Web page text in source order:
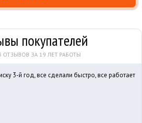
покупателей
ОТЗЫВОВ ЗА 19 ЛЕТ РАБОТЫ
3-й год, все сделали быстро, все работает